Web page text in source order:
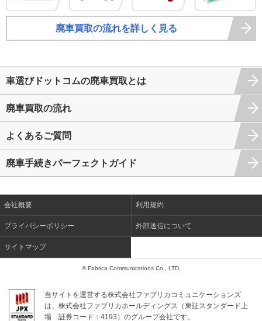
廃車買取の流れを詳しく見る
車選びドットコムの廃車買取とは
廃車買取の流れ
よくあるご質問
廃車手続きパーフェクトガイド
会社概要 利用規約
プライバシーポリシー 外部送信について
サイトマップ
© Fabrica Communications Co., LTD.
当サイトを運営する株式会社ファブリカコミュニケーションズ
は、株式会社ファブリカホールディングス（東証スタンダード上
場
証券コード：4193）のグループ会社です。